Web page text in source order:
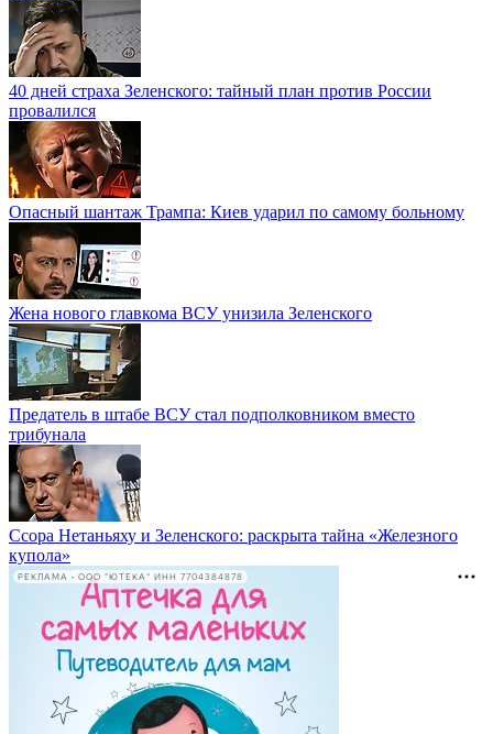
40 дней страха Зеленского: тайный план против России
провалился
Опасный шантаж Трампа: Киев ударил по самому больному
Жена нового главкома ВСУ унизила Зеленского
Предатель в штабе ВСУ стал подполковником вместо
трибунала
Ссора Нетаньяху и Зеленского: раскрыта тайна «Железного
купола»
РЕКЛАМА • ООО "ЮТЕКА" ИНН 7704384878